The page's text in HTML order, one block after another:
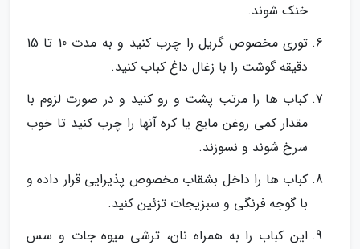
خنک شوند.
توری مخصوص گریل را چرب کنید و به مدت 10 تا 15
دقیقه گوشت را با زغال داغ کباب کنید.
کباب ها را مرتب پشت و رو کنید و در صورت لزوم با
مقدار کمی روغن مایع یا کره آنها را چرب کنید تا خوب
سرخ شوند و نسوزند.
کباب ها را داخل بشقاب مخصوص پذیرایی قرار داده و
با گوجه فرنگی و سبزیجات تزئین کنید.
این کباب را به همراه نان، ترشی میوه جات و سس